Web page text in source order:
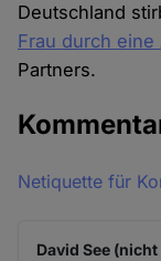
Deutschland
Frau durch eine
Partners.
Netiquette für
David See